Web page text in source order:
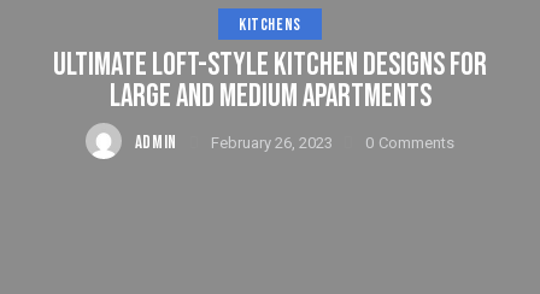
KITCHENS
ULTIMATE LOFT-STYLE KITCHEN DESIGNS FOR
LARGE AND MEDIUM APARTMENTS
ADMIN February 26, 2023 0 Comments